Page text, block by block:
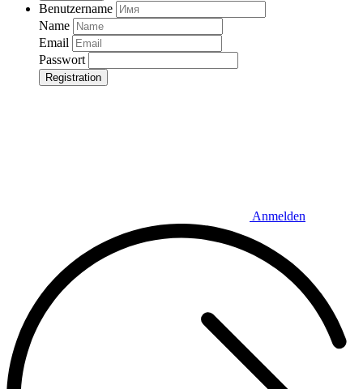
Benutzername
Name
Email
Passwort
Registration
Anmelden